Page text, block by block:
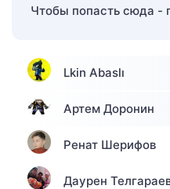
Чтобы попасть сюда -
Lkin Abaslı
Артем Доронин
Ренат Шерифов
Даурен